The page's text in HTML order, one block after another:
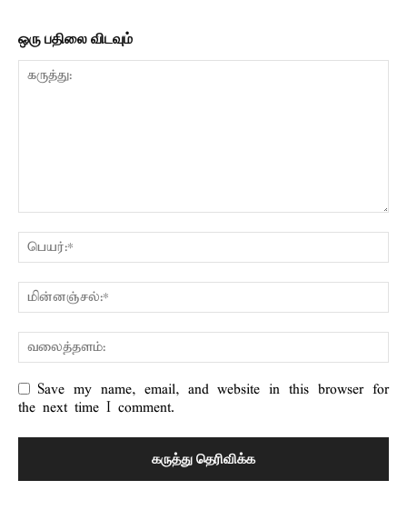
ஒரு பதிலை விடவும்
Save my name, email, and website in this browser for
the next time I comment.